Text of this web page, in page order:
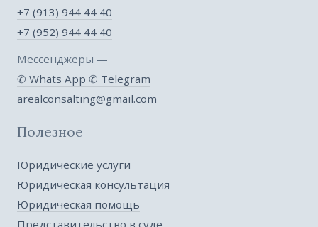
+7 (913) 944 44 40
+7 (952) 944 44 40
Мессенджеры —
✆ Whats App ✆ Telegram
arealconsalting@gmail.com
Полезное
Юридические услуги
Юридическая консультация
Юридическая помощь